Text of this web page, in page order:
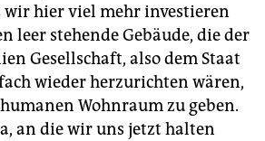
wir hier viel mehr investieren
leer stehende Gebäude, die der
Gesellschaft, also dem Staat
wieder herzurichten wären,
Wohnraum zu geben.
an die wir uns jetzt halten